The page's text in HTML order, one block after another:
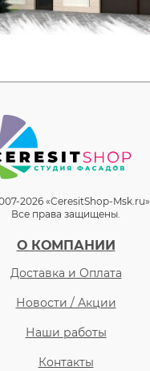
2026 «CeresitShop-Msk.ru»
Все права защищены.
О КОМПАНИИ
Доставка и Оплата
Новости / Акции
Наши работы
Контакты